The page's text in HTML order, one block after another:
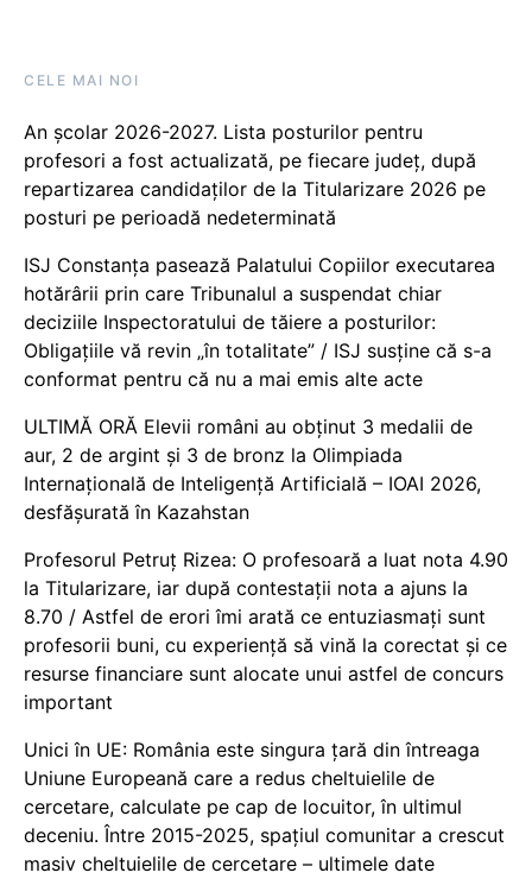
CELE MAI NOI
An școlar 2026-2027. Lista posturilor pentru
profesori a fost actualizată, pe fiecare județ, după
repartizarea candidaților de la Titularizare 2026 pe
posturi pe perioadă nedeterminată
ISJ Constanța pasează Palatului Copiilor executarea
hotărârii prin care Tribunalul a suspendat chiar
deciziile Inspectoratului de tăiere a posturilor:
Obligațiile vă revin „în totalitate” / ISJ susține că s-a
conformat pentru că nu a mai emis alte acte
ULTIMĂ ORĂ Elevii români au obținut 3 medalii de
aur, 2 de argint și 3 de bronz la Olimpiada
Internațională de Inteligență Artificială – IOAI 2026,
desfășurată în Kazahstan
Profesorul Petruț Rizea: O profesoară a luat nota 4.90
la Titularizare, iar după contestații nota a ajuns la
8.70 / Astfel de erori îmi arată ce entuziasmați sunt
profesorii buni, cu experiență să vină la corectat și ce
resurse financiare sunt alocate unui astfel de concurs
important
Unici în UE: România este singura țară din întreaga
Uniune Europeană care a redus cheltuielile de
cercetare, calculate pe cap de locuitor, în ultimul
deceniu. Între 2015-2025, spațiul comunitar a crescut
masiv cheltuielile de cercetare – ultimele date